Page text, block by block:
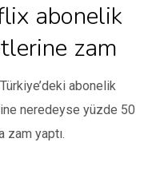
abonelik
zam
abonelik
neredeyse yüzde 50
zam yaptı.